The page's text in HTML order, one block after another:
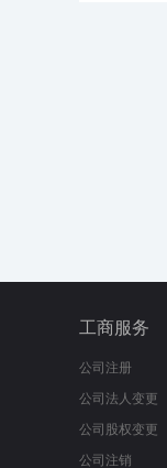
工商服务
公司注册
公司法人变更
公司股权变更
公司注销